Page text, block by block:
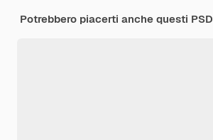
Potrebbero piacerti anche questi PSD